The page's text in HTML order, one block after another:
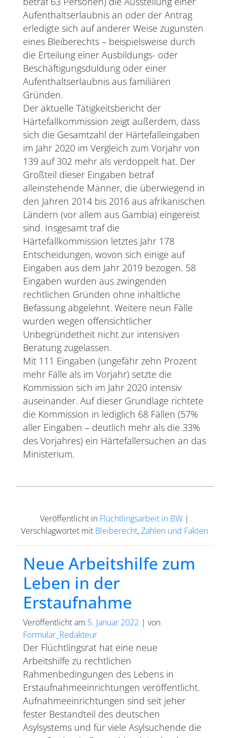
Aufenthaltserlaubnis an oder der Antrag
erledigte sich auf anderer Weise zugunsten
eines Bleiberechts – beispielsweise durch
die Erteilung einer Ausbildungs- oder
Beschäftigungsduldung oder einer
Aufenthaltserlaubnis aus familiären
Gründen.
Der aktuelle Tätigkeitsbericht der
Härtefallkommission zeigt außerdem, dass
sich die Gesamtzahl der Härtefalleingaben
im Jahr 2020 im Vergleich zum Vorjahr von
139 auf 302 mehr als verdoppelt hat. Der
Großteil dieser Eingaben betraf
alleinstehende Männer, die überwiegend in
den Jahren 2014 bis 2016 aus afrikanischen
Ländern (vor allem aus Gambia) eingereist
sind. Insgesamt traf die
Härtefallkommission letztes Jahr 178
Entscheidungen, wovon sich einige auf
Eingaben aus dem Jahr 2019 bezogen. 58
Eingaben wurden aus zwingenden
rechtlichen Gründen ohne inhaltliche
Befassung abgelehnt. Weitere neun Fälle
wurden wegen offensichtlicher
Unbegründetheit nicht zur intensiven
Beratung zugelassen.
Mit 111 Eingaben (ungefähr zehn Prozent
mehr Fälle als im Vorjahr) setzte die
Kommission sich im Jahr 2020 intensiv
auseinander. Auf dieser Grundlage richtete
die Kommission in lediglich 68 Fällen (57%
aller Eingaben – deutlich mehr als die 33%
des Vorjahres) ein Härtefallersuchen an das
Ministerium.
Veröffentlicht in Flüchtlingsarbeit in BW |
Verschlagwortet mit Bleiberecht,Zahlen und Fakten
Neue Arbeitshilfe zum
Leben in der
Erstaufnahme
Veröffentlicht am 5. Januar 2022 | von
Formular_Redakteur
Der Flüchtlingsrat hat eine neue
Arbeitshilfe zu rechtlichen
Rahmenbedingungen des Lebens in
Erstaufnahmeeinrichtungen veröffentlicht.
Aufnahmeeinrichtungen sind seit jeher
fester Bestandteil des deutschen
Asylsystems und für viele Asylsuchende die